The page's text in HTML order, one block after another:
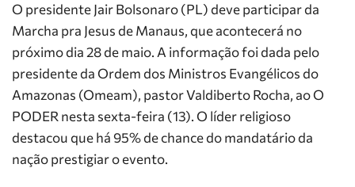
O presidente Jair Bolsonaro (PL) deve participar da
Marcha pra Jesus de Manaus, que acontecerá no
próximo dia 28 de maio. A informação foi dada pelo
presidente da Ordem dos Ministros Evangélicos do
Amazonas (Omeam), pastor Valdiberto Rocha, ao O
PODER nesta sexta-feira (13). O líder religioso
destacou que há 95% de chance do mandatário da
nação prestigiar o evento.